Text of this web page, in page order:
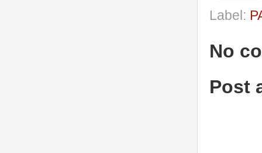
Label:
No
Post